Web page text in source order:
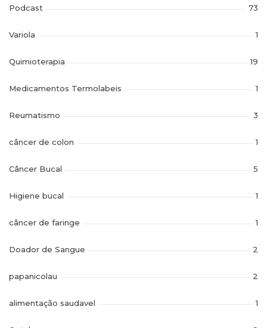
Podcast 73
Variola 1
Quimioterapia 19
Medicamentos Termolabeis 1
Reumatismo 3
câncer de colon 1
Câncer Bucal 5
Higiene bucal 1
câncer de faringe 1
Doador de Sangue 2
papanicolau 2
alimentação saudavel 1